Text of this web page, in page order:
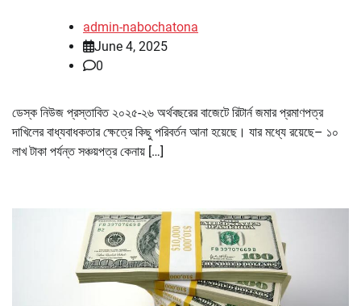
admin-nabochatona
June 4, 2025
0
ডেস্ক নিউজ প্রস্তাবিত ২০২৫-২৬ অর্থবছরের বাজেটে রিটার্ন জমার প্রমাণপত্র
দাখিলের বাধ্যবাধকতার ক্ষেত্রে কিছু পরিবর্তন আনা হয়েছে। যার মধ্যে রয়েছে– ১০
লাখ টাকা পর্যন্ত সঞ্চয়পত্র কেনায় […]